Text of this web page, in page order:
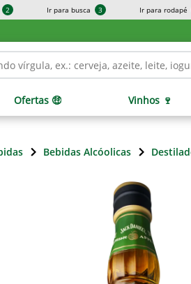
2 Ir para busca 3 Ir para rodapé
Ofertas 🤑 Vinhos 🍷
Bebidas Alcóolicas